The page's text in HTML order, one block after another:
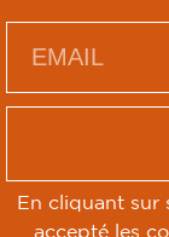
En cliquant sur
accepté les